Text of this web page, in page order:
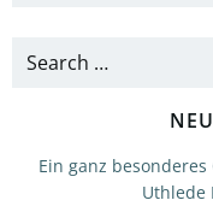
Search
Ein ganz
Uthlede